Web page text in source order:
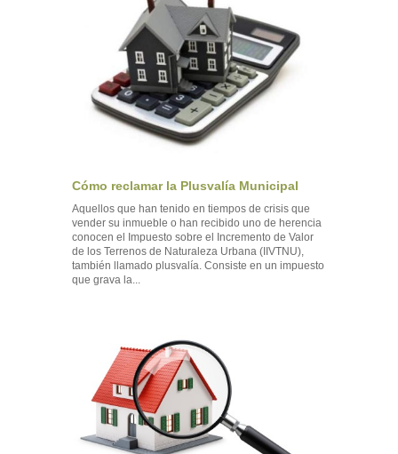
Cómo reclamar la Plusvalía Municipal
Aquellos que han tenido en tiempos de crisis que
vender su inmueble o han recibido uno de herencia
conocen el Impuesto sobre el Incremento de Valor
de los Terrenos de Naturaleza Urbana (IIVTNU),
también llamado plusvalía. Consiste en un impuesto
que grava la...